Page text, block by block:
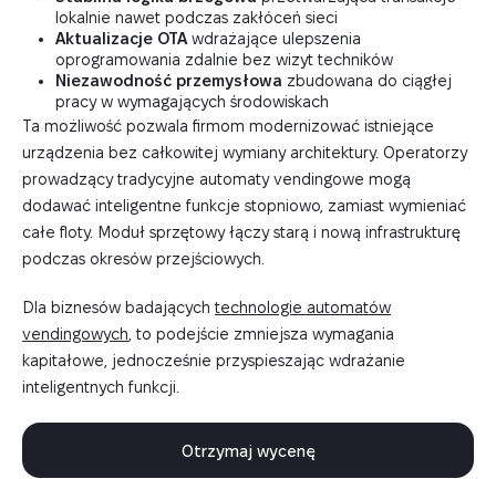
lokalnie nawet podczas zakłóceń sieci
Aktualizacje OTA wdrażające ulepszenia
oprogramowania zdalnie bez wizyt techników
Niezawodność przemysłowa zbudowana do ciągłej
pracy w wymagających środowiskach
Ta możliwość pozwala firmom modernizować istniejące
urządzenia bez całkowitej wymiany architektury. Operatorzy
prowadzący tradycyjne automaty vendingowe mogą
dodawać inteligentne funkcje stopniowo, zamiast wymieniać
całe floty. Moduł sprzętowy łączy starą i nową infrastrukturę
podczas okresów przejściowych.
Dla biznesów badającychtechnologie automatów
vendingowych , to podejście zmniejsza wymagania
kapitałowe, jednocześnie przyspieszając wdrażanie
inteligentnych funkcji.
Otrzymaj wycenę